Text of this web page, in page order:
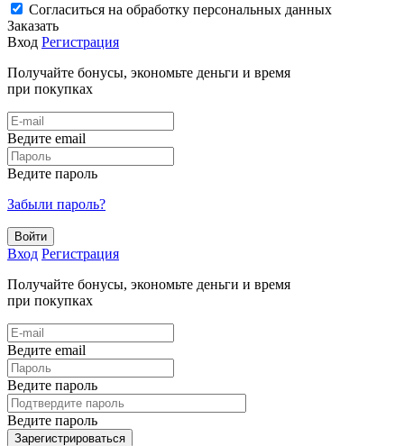
Cогласиться на обработку персональных данных
Заказать
Вход Регистрация
Получайте бонусы, экономьте деньги и время
при покупках
Ведите email
Ведите пароль
Забыли пароль?
Войти
Вход Регистрация
Получайте бонусы, экономьте деньги и время
при покупках
Ведите email
Ведите пароль
Ведите пароль
Зарегистрироваться